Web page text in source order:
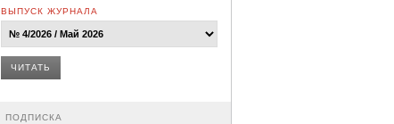
ВЫПУСК ЖУРНАЛА
ЧИТАТЬ
ПОДПИСКА